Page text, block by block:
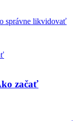
správne likvidovať
začať